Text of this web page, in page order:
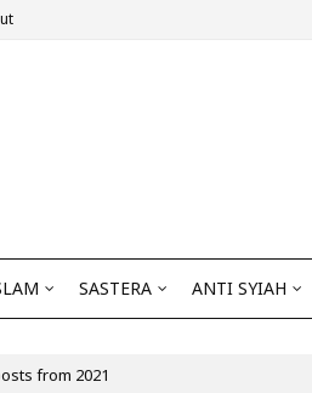
SASTERA ANTI SYIAH
from 2021